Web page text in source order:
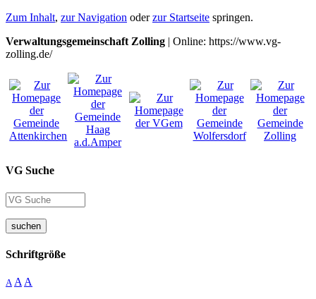
Zum Inhalt, zur Navigation oderzur Startseite springen.
Verwaltungsgemeinschaft Zolling | Online: https://www.vg-
zolling.de/
VG Suche
suchen
Schriftgröße
A A A